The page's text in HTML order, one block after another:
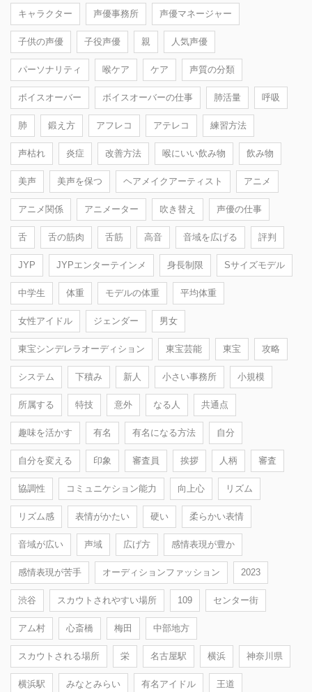
キャラクター 声優事務所 声優マネージャー
子供の声優 子役声優 親 人気声優
パーソナリティ 喉ケア ケア 声質の分類
ボイスオーバー ボイスオーバーの仕事 肺活量 呼吸
肺 鍛え方 アフレコ アテレコ 練習方法
声枯れ 炎症 改善方法 喉にいい飲み物 飲み物
美声 美声を保つ ヘアメイクアーティスト アニメ
アニメ関係 アニメーター 吹き替え 声優の仕事
舌 舌の筋肉 舌筋 高音 音域を広げる 評判
JYP JYPエンターテインメ 身長制限 Sサイズモデル
中学生 体重 モデルの体重 平均体重
女性アイドル ジェンダー 男女
東宝シンデレラオーディション 東宝芸能 東宝 攻略
システム 下積み 新人 小さい事務所 小規模
所属する 特技 意外 なる人 共通点
趣味を活かす 有名 有名になる方法 自分
自分を変える 印象 審査員 挨拶 人柄 審査
協調性 コミュニケション能力 向上心 リズム
リズム感 表情がかたい 硬い 柔らかい表情
音域が広い 声域 広げ方 感情表現が豊か
感情表現が苦手 オーディションファッション 2023
渋谷 スカウトされやすい場所 109 センター街
アム村 心斎橋 梅田 中部地方
スカウトされる場所 栄 名古屋駅 横浜 神奈川県
横浜駅 みなとみらい 有名アイドル 王道